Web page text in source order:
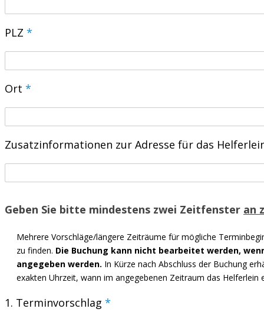
PLZ *
Ort *
Zusatzinformationen zur Adresse für das
Geben Sie bitte mindestens zwei Zeitfenster an
Mehrere Vorschläge/längere Zeiträume für mögliche
zu finden. Die Buchung kann nicht bearbeitet werden,
angegeben werden. In Kürze nach Abschluss der Buchung
exakten Uhrzeit, wann im angegebenen Zeitraum das Helferlein
1. Terminvorschlag *